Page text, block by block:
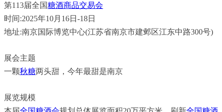
第113届全国糖酒商品交易会
时间:2025年10月16日-18日
地址:南京国际博览中心(江苏省南京市建邺区江东中路300号)
展会主题
一颗秋糖两头甜，今年最甜是南京
展览规模